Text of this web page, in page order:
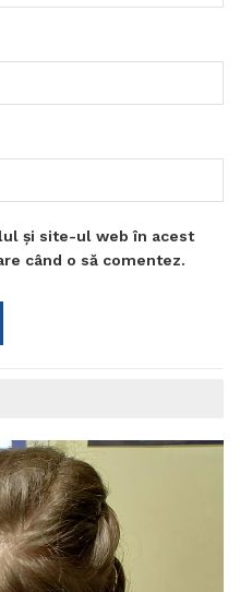
și site-ul web în acest
când o să comentez.